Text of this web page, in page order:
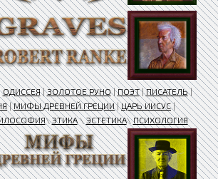
ОДИССЕЯ|ЗОЛОТОЕ РУНО|ПОЭТ|ПИСАТЕЛЬ|
|МИФЫ ДРЕВНЕЙ ГРЕЦИИ|ЦАРЬ ИИСУС|
\ЭТИКА\ЭСТЕТИКА\ПСИХОЛОГИЯ